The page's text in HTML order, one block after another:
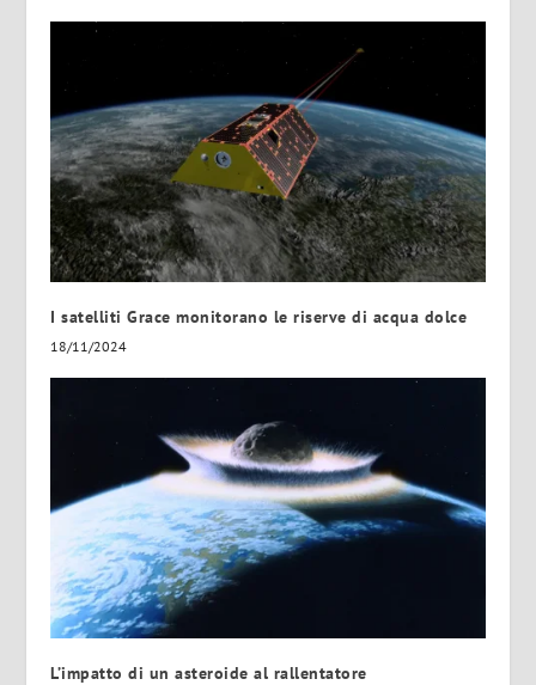
I satelliti Grace monitorano le riserve di acqua dolce
18/11/2024
L’impatto di un asteroide al rallentatore